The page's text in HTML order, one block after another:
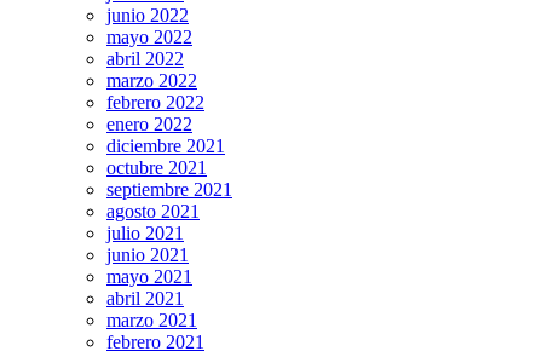
junio 2022
mayo 2022
abril 2022
marzo 2022
febrero 2022
enero 2022
diciembre 2021
octubre 2021
septiembre 2021
agosto 2021
julio 2021
junio 2021
mayo 2021
abril 2021
marzo 2021
febrero 2021